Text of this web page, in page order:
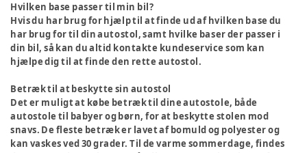
Hvilken base passer til min bil?
Hvis du har brug for hjælp til at finde ud af hvilken base du
har brug for til din autostol, samt hvilke baser der passer i
din bil, så kan du altid kontakte kundeservice som kan
hjælpe dig til at finde den rette autostol.
Betræk til at beskytte sin autostol
Det er muligt at købe betræk til dine autostole, både
autostole til babyer og børn, for at beskytte stolen mod
snavs. De fleste betræk er lavet af bomuld og polyester og
kan vaskes ved 30 grader. Til de varme sommerdage, findes